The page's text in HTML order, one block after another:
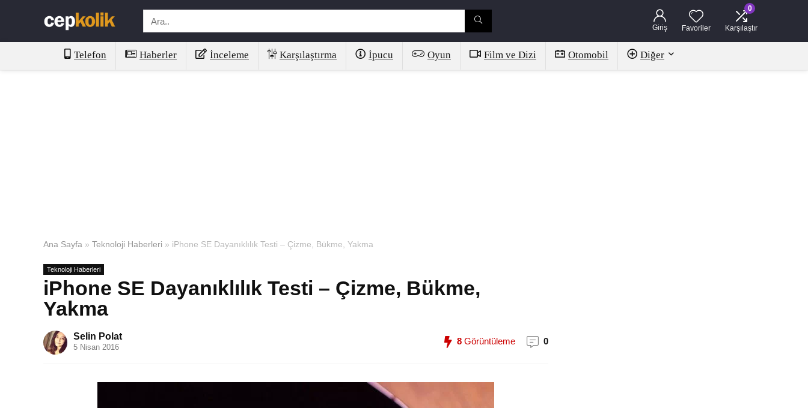
Giriş Favoriler
0
Karşılaştır
Telefon Haberler İnceleme Karşılaştırma İpucu Oyun Film ve Dizi Otomobil Diğer
Ana Sayfa » Teknoloji Haberleri » iPhone SE Dayanıklılık Testi – Çizme, Bükme, Yakma
Teknoloji Haberleri
iPhone SE Dayanıklılık Testi – Çizme, Bükme,
Yakma
Selin Polat
5 Nisan 2016
8 Görüntüleme 0